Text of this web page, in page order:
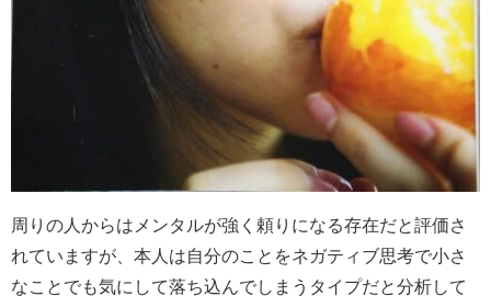
周りの人からはメンタルが強く頼りになる存在だと評価さ
れていますが、本人は自分のことをネガティブ思考で小さ
なことでも気にして落ち込んでしまうタイプだと分析して